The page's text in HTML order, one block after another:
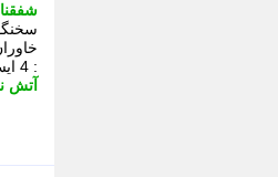
شفقنا
: 4 ایستگاه آتش نشانی به ...
آتش